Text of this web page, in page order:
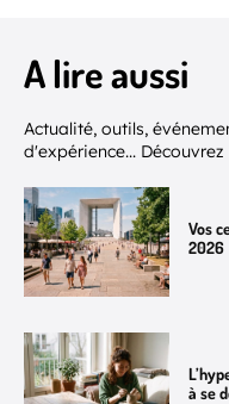
A lire aussi
Actualité, outils,
d'expérience...
Vos
2026
à se